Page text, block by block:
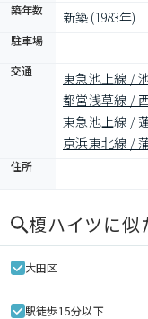
築年数 新築 (1983年)
駐車場 -
交通 東急池上線 /
都営浅草線 /
東急池上線 /
京浜東北線 /
住所
榎ハイツに似
大田区
駅徒歩15分以下